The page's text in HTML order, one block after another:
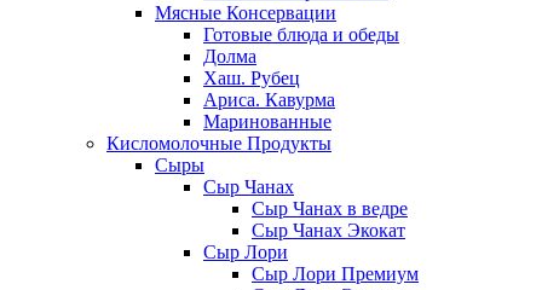
Мясные Консервации
Готовые блюда и обеды
Долма
Хаш. Рубец
Ариса. Кавурма
Маринованные
Кисломолочные Продукты
Сыры
Сыр Чанах
Сыр Чанах в ведре
Сыр Чанах Экокат
Сыр Лори
Сыр Лори Премиум